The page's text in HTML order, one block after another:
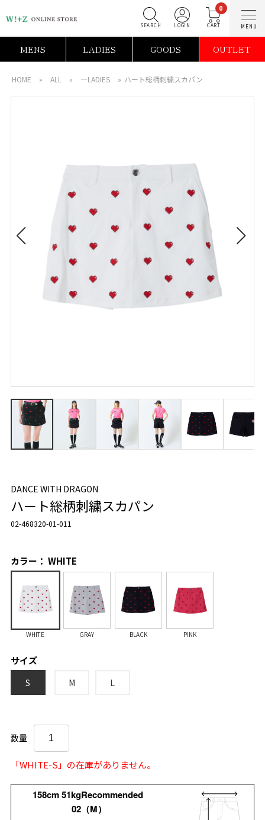
0
MENS LADIES GOODS OUTLET
HOME » ALL » ―LADIES » ハート総柄刺繍スカパン
DANCE WITH DRAGON
ハート総柄刺繍スカパン
02-468320-01-011
カラー： WHITE
WHITE GRAY BLACK PINK
サイズ
S M L
数量
「WHITE-S」の在庫がありません。
158cm 51kgRecommended
02（M）